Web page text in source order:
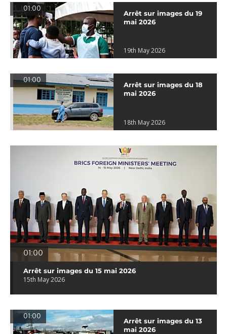
01:00
Arrêt sur images du 19
mai 2026
19th May 2026
01:00
Arrêt sur images du 18
mai 2026
18th May 2026
01:00
Arrêt sur images du 15 mai 2026
15th May 2026
01:00
Arrêt sur images du 13
mai 2026